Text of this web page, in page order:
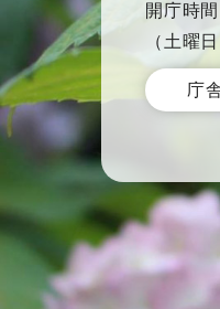
開庁時
（土曜
庁